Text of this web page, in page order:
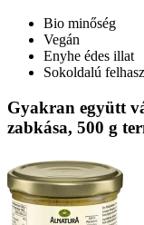
Bio minőség
Vegán
Enyhe édes illat
Sokoldalú
Gyakran együtt
zabkása, 500 g